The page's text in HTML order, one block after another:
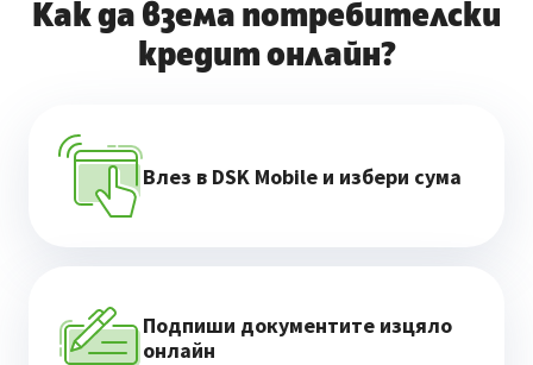
Как да взема потребителски
кредит онлайн?
Влез в DSK Mobile и избери сума
Подпиши документите изцяло
онлайн